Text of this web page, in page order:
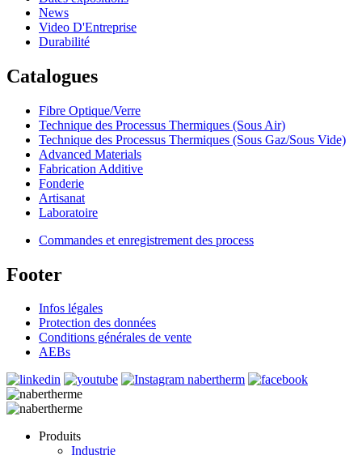
News
Video D'Entreprise
Durabilité
Catalogues
Fibre Optique/Verre
Technique des Processus Thermiques (Sous Air)
Technique des Processus Thermiques (Sous Gaz/Sous Vide)
Advanced Materials
Fabrication Additive
Fonderie
Artisanat
Laboratoire
Commandes et enregistrement des process
Footer
Infos légales
Protection des données
Conditions générales de vente
AEBs
Produits
Industrie